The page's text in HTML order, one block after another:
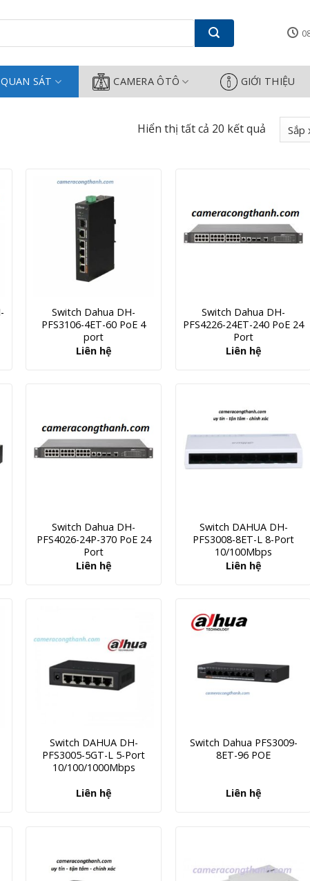
SÁT CAMERA ÔTÔ GIỚI THIỆU
Hiển thị tất cả 20 kết quảĐã
sắp
thấp
đến
cao
Switch Dahua DH-
PFS3106-4ET-60 PoE 4
port
Liên hệ
Switch Dahua DH-
PFS4226-24ET-240 PoE 24
Port
Liên hệ
Switch Dahua DH-
PFS4026-24P-370 PoE 24
Port
Liên hệ
Switch DAHUA DH-
PFS3008-8ET-L 8-Port
10/100Mbps
Liên hệ
Switch DAHUA DH-
PFS3005-5GT-L 5-Port
10/100/1000Mbps
Liên hệ
Switch Dahua PFS3009-
8ET-96 POE
Liên hệ